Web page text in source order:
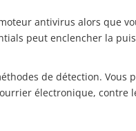
antivirus alors que
peut enclencher la
de détection. Vous
électronique, contre